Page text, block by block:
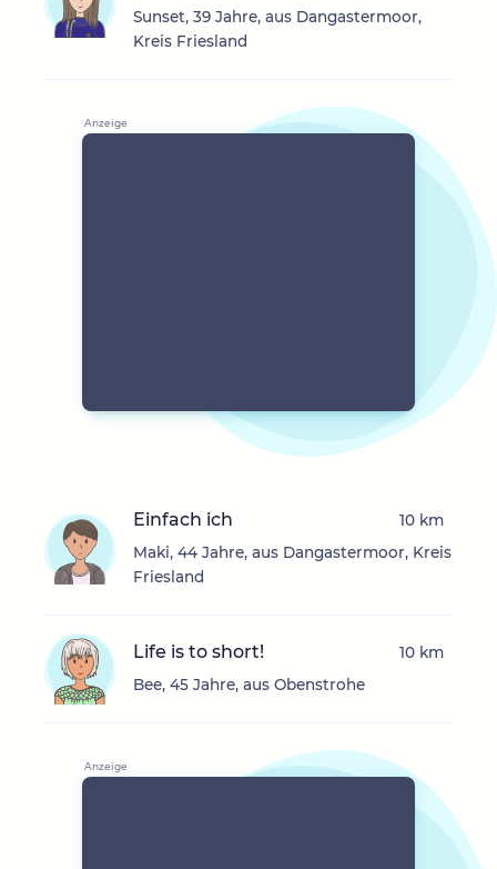
Sunset, 39 Jahre, aus Dangastermoor,
Kreis Friesland
Einfach ich
Maki, 44 Jahre, aus Dangastermoor, Kreis
Friesland
10 km
Life is to short!
Bee, 45 Jahre, aus Obenstrohe
10 km